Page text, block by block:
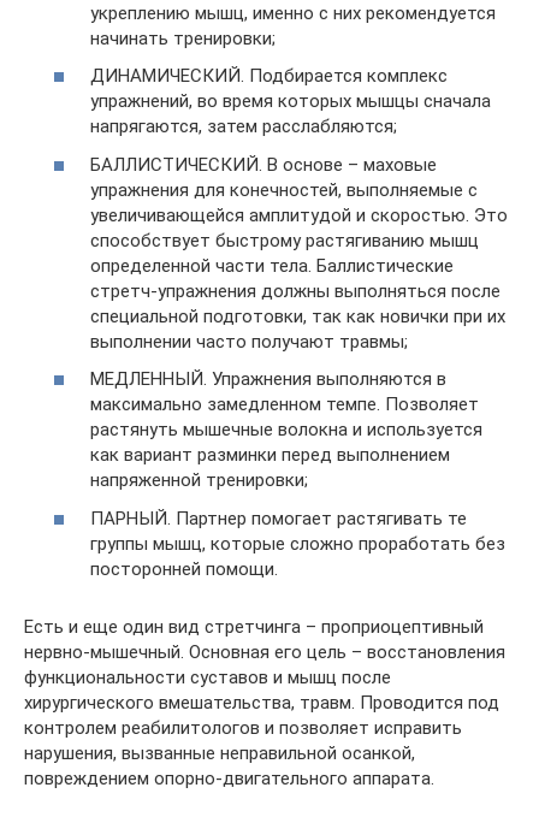
укреплению мышц, именно с них рекомендуется
начинать тренировки;
ДИНАМИЧЕСКИЙ. Подбирается комплекс
упражнений, во время которых мышцы сначала
напрягаются, затем расслабляются;
БАЛЛИСТИЧЕСКИЙ. В основе – маховые
упражнения для конечностей, выполняемые с
увеличивающейся амплитудой и скоростью. Это
способствует быстрому растягиванию мышц
определенной части тела. Баллистические
стретч-упражнения должны выполняться после
специальной подготовки, так как новички при их
выполнении часто получают травмы;
МЕДЛЕННЫЙ. Упражнения выполняются в
максимально замедленном темпе. Позволяет
растянуть мышечные волокна и используется
как вариант разминки перед выполнением
напряженной тренировки;
ПАРНЫЙ. Партнер помогает растягивать те
группы мышц, которые сложно проработать без
посторонней помощи.
Есть и еще один вид стретчинга – проприоцептивный
нервно-мышечный. Основная его цель – восстановления
функциональности суставов и мышц после
хирургического вмешательства, травм. Проводится под
контролем реабилитологов и позволяет исправить
нарушения, вызванные неправильной осанкой,
повреждением опорно-двигательного аппарата.